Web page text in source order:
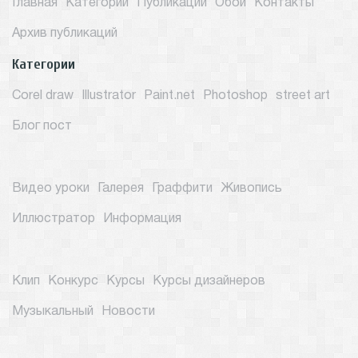
Главная Категории Публикации Обои Контакты
Архив публикаций
Категории
Corel draw Illustrator Paint.net Photoshop street art
Блог пост
Видео уроки Галерея Граффити Живопись
Иллюстратор Информация
Клип Конкурс Курсы Курсы дизайнеров
Музыкальный Новости